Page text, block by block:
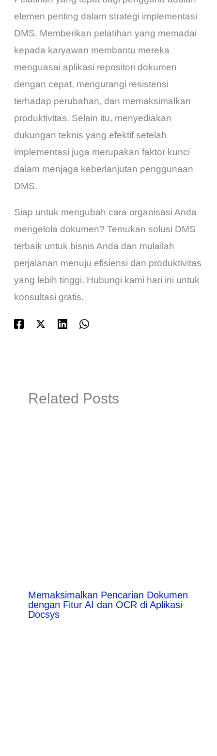
elemen penting dalam strategi implementasi
DMS. Memberikan pelatihan yang memadai
kepada karyawan membantu mereka
menguasai aplikasi repositori dokumen
dengan cepat, mengurangi resistensi
terhadap perubahan, dan memaksimalkan
produktivitas. Selain itu, menyediakan
dukungan teknis yang efektif setelah
implementasi juga merupakan faktor kunci
dalam menjaga keberlanjutan penggunaan
DMS.
Siap untuk mengubah cara organisasi Anda
mengelola dokumen? Temukan solusi DMS
terbaik untuk bisnis Anda dan mulailah
perjalanan menuju efisiensi dan produktivitas
yang lebih tinggi. Hubungi kami hari ini untuk
konsultasi gratis.
Related Posts
Memaksimalkan Pencarian Dokumen
dengan Fitur AI dan OCR di Aplikasi
Docsys